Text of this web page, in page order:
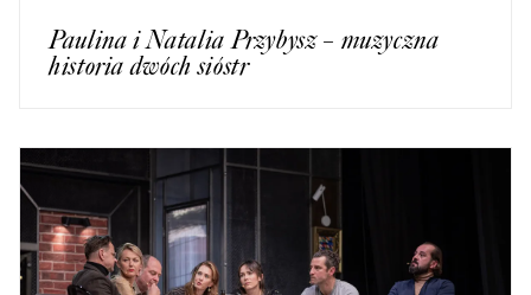
Paulina i Natalia Przybysz – muzyczna
historia dwóch sióstr